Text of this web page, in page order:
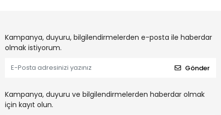
Kampanya, duyuru, bilgilendirmelerden e-posta ile haberdar
olmak istiyorum.
Gönder
Kampanya, duyuru ve bilgilendirmelerden haberdar olmak
için kayıt olun.